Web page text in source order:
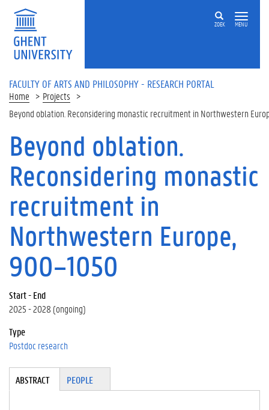
Skip to main content
ZOEK MENU
FACULTY OF ARTS AND PHILOSOPHY - RESEARCH PORTAL
Home
Projects
Beyond oblation. Reconsidering monastic recruitment in Northwestern
Beyond oblation.
Reconsidering monastic
recruitment in
Northwestern Europe,
900–1050
Start - End
2025 - 2028 (ongoing)
Type
Postdoc research
Tabgroup
ABSTRACT(A
PEOPLE